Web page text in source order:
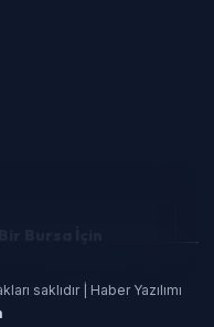
saklıdır | Haber Yazılımı